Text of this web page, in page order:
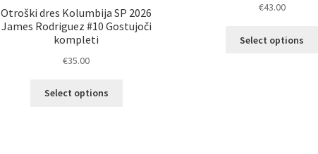
Otroški dres Kolumbija SP 2026
James Rodriguez #10 Gostujoči
kompleti
€35.00
Select options
€43.00
Select options